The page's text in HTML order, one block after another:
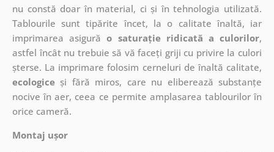
nu constă doar în material, ci și în tehnologia utilizată.
Tablourile sunt tipărite încet, la o calitate înaltă, iar
imprimarea asigurăo saturație ridicată a culorilor,
astfel încât nu trebuie să vă faceți griji cu privire la culori
șterse. La imprimare folosim cerneluri de înaltă calitate,
ecologiceși fără miros, care nu eliberează substanțe
nocive în aer, ceea ce permite amplasarea tablourilor în
orice cameră.
Montaj ușor